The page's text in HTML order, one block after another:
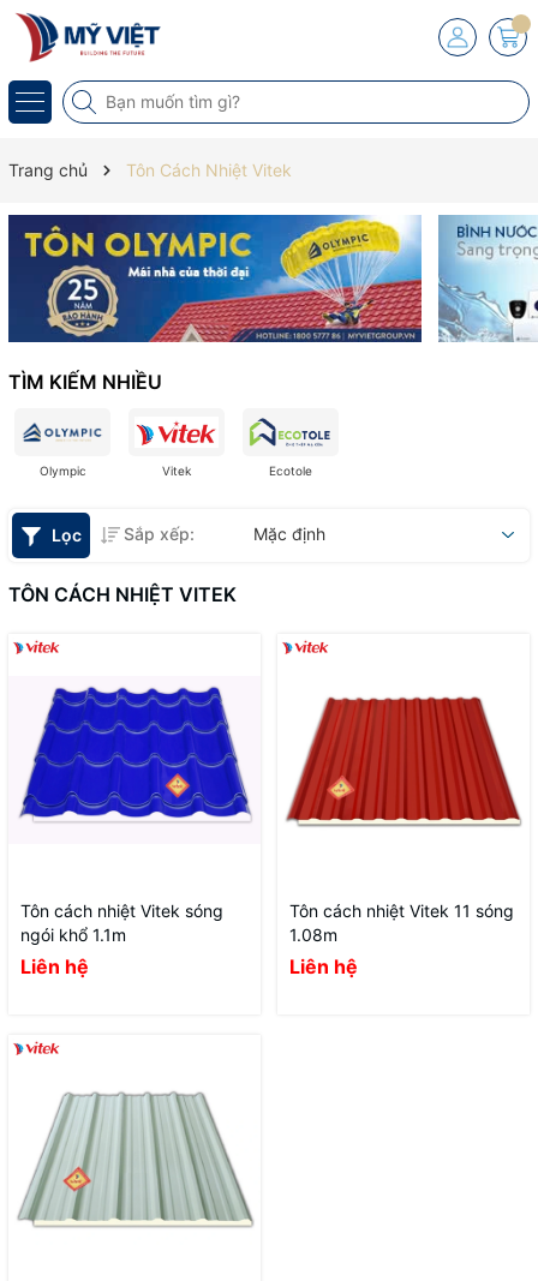
Trang chủ Tôn Cách Nhiệt Vitek
TÌM KIẾM NHIỀU
Olympic Vitek Ecotole
Lọc Sắp xếp: Mặc định
TÔN CÁCH NHIỆT VITEK
Tôn cách nhiệt Vitek sóng
ngói khổ 1.1m
Liên hệ
Tôn cách nhiệt Vitek 11 sóng
1.08m
Liên hệ